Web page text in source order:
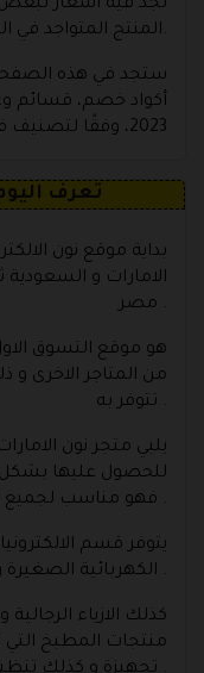
تجد فيه أسعار
المنتج المتواجد في المتجر تحت منزلكم.
ستجد في هذه
أكواد خصم، قسائم
2023، وفقًا لتصنيف فريق عمل موقعنا
تعرف
بداية موقع نون
الامارات و
مصر .
هو موقع التسوق
من المتاجر الاخرى
تتوفر به .
يلبي متجر نون
للحصول عليها بشكل
فهو مناسب لجميع افراد الاسرة .
يتوفر قسم
الكهربائية الصغيرة و الكبيرة .
كذلك الازياء
منتجات المطبخ